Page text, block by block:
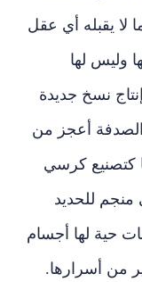
لا يقبله أي عقل
وليس لها
نسخ جديدة
أعجز من
كتصنيع كرسي
منجم للحديد
حية لها أجسام
من أسرارها.